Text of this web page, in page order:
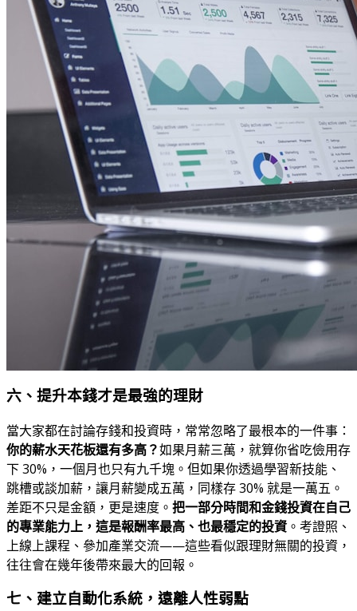
六、提升本錢才是最強的理財
當大家都在討論存錢和投資時，常常忽略了最根本的一件事：
你的薪水天花板還有多高？如果月薪三萬，就算你省吃儉用存
下 30%，一個月也只有九千塊。但如果你透過學習新技能、
跳槽或談加薪，讓月薪變成五萬，同樣存 30% 就是一萬五。
差距不只是金額，更是速度。 把一部分時間和金錢投資在自己
的專業能力上，這是報酬率最高、也最穩定的投資。考證照、
上線上課程、參加產業交流——這些看似跟理財無關的投資，
往往會在幾年後帶來最大的回報。
七、建立自動化系統，遠離人性弱點